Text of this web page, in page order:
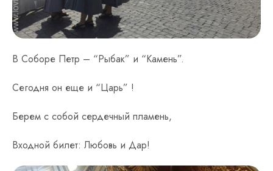
В Соборе Петр – “Рыбак” и “Камень”.
Сегодня он еще и “Царь” !
Берем с собой сердечный пламень,
Входной билет: Любовь и Дар!